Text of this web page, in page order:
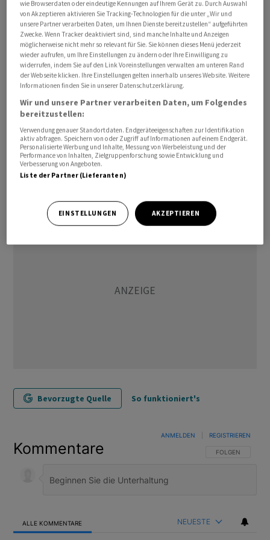
Bereits seit 2023 hält Nestlé eine 49-prozentige
Minderheitsbeteiligung an Yfood. Vorbehaltlich der
üblichen behördlichen Genehmigungen sollen die
verbleibenden Anteile der Gründer zum 3. Juli an
Nestlé übergehen. Über die finanziellen Details der
Transaktion wurde Stillschweigen vereinbart.
Yfood wurde laut Website 2017 in München gegründet
und beschäftigt über 150 Mitarbeitende.
dm/ls
Bevorzugte Quelle So funktioniert's
Kommentare FOLGE DIESER
FOLGEN
ANMELDEN REGISTRIEREN
ALLE KOMMENTARE NEUESTE
wie Browserdaten oder eindeutige Kennungen auf Ihrem Gerät zu. Durch Auswahl
von Akzeptieren aktivieren Sie Tracking-Technologien für die unter „Wir und
unsere Partner verarbeiten Daten, um Ihnen Dienste bereitzustellen“ aufgeführten
Zwecke. Wenn Tracker deaktiviert sind, sind manche Inhalte und Anzeigen
möglicherweise nicht mehr so relevant für Sie. Sie können dieses Menü jederzeit
wieder aufrufen, um Ihre Einstellungen zu ändern oder Ihre Einwilligung zu
widerrufen, indem Sie auf den Link Voreinstellungen verwalten am unteren Rand
der Webseite klicken. Ihre Einstellungen gelten innerhalb unseres Website. Weitere
Informationen finden Sie in unserer Datenschutzerklärung.
Wir und unsere Partner verarbeiten Daten, um Folgendes
bereitzustellen:
Verwendung genauer Standortdaten. Endgeräteeigenschaften zur Identifikation
aktiv abfragen. Speichern von oder Zugriff auf Informationen auf einem Endgerät.
Personalisierte Werbung und Inhalte, Messung von Werbeleistung und der
Performance von Inhalten, Zielgruppenforschung sowie Entwicklung und
Verbesserung von Angeboten.
Liste der Partner (Lieferanten)
EINSTELLUNGEN AKZEPTIEREN